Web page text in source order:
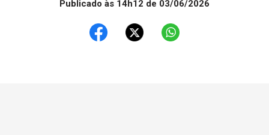
Publicado às 14h12 de 03/06/2026